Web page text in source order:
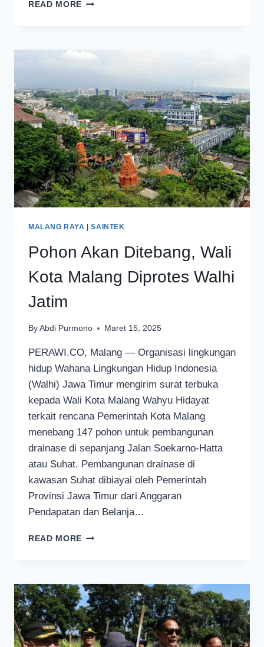
READ MORE
KEPADA
MALANG
MALANG RAYA |SAINTEK
Pohon Akan Ditebang, Wali
Kota Malang Diprotes Walhi
Jatim
By Abdi Purmono Maret 15, 2025
PERAWI.CO, Malang — Organisasi lingkungan
hidup Wahana Lingkungan Hidup Indonesia
(Walhi) Jawa Timur mengirim surat terbuka
kepada Wali Kota Malang Wahyu Hidayat
terkait rencana Pemerintah Kota Malang
menebang 147 pohon untuk pembangunan
drainase di sepanjang Jalan Soekarno-Hatta
atau Suhat. Pembangunan drainase di
kawasan Suhat dibiayai oleh Pemerintah
Provinsi Jawa Timur dari Anggaran
Pendapatan dan Belanja…
READ MORE POHON
KOTA
MALANG
DIPROTES
WALHI
JATIM